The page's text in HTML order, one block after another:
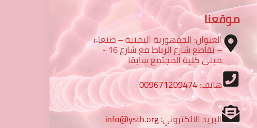
موقعنا
العنوان: الجمهورية اليمنية – صنعاء
– تقاطع شارع الرباط مع شارع 16 -
مبنى كلية المجتمع سابقا
هاتف:009671209474
البريد الالكتروني:info@ysth.org